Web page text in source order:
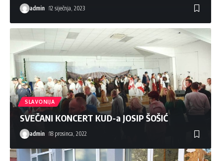
admin 12 siječnja, 2023
SLAVONIJA
SVEČANI KONCERT KUD-a JOSIP ŠOŠIĆ
admin 18 prosinca, 2022